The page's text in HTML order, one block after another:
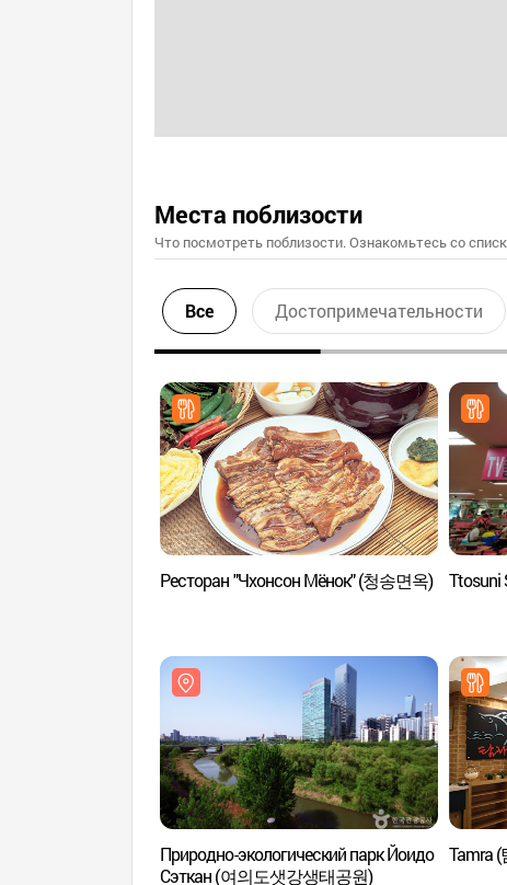
Места поблизости
Что посмотреть поблизости. Ознакомьтесь со
Все Достопримечательности
Ресторан "Чхонсон Мёнок" (청송면옥) Ttosuni
Природно-экологический парк Йоидо
Сэткан (여의도샛강생태공원)
Tamra (